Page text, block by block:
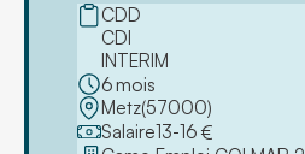
CDD
CDI
INTERIM
6mois
Metz(57000)
Salaire13-16 €